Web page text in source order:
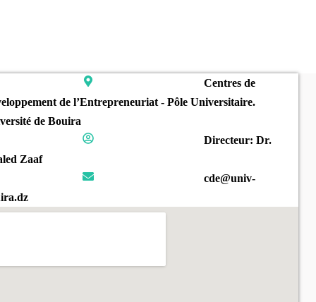
Centres de
de l’Entrepreneuriat - Pôle Universitaire.
de Bouira
Directeur: Dr.
Zaaf
cde@univ-